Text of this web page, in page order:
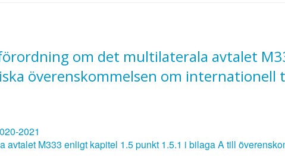
om det multilaterala avtalet
överenskommelsen om
2021
avtalet M333 enligt kapitel 1.5 punkt 1.5.1 i bilaga A till